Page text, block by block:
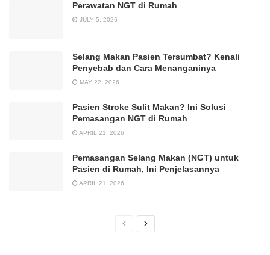
Perawatan NGT di Rumah
JULY 5, 2026
Selang Makan Pasien Tersumbat? Kenali
Penyebab dan Cara Menanganinya
MAY 22, 2026
Pasien Stroke Sulit Makan? Ini Solusi
Pemasangan NGT di Rumah
APRIL 21, 2026
Pemasangan Selang Makan (NGT) untuk
Pasien di Rumah, Ini Penjelasannya
APRIL 21, 2026